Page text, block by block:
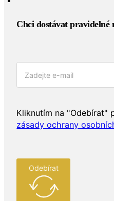
zásady ochrany